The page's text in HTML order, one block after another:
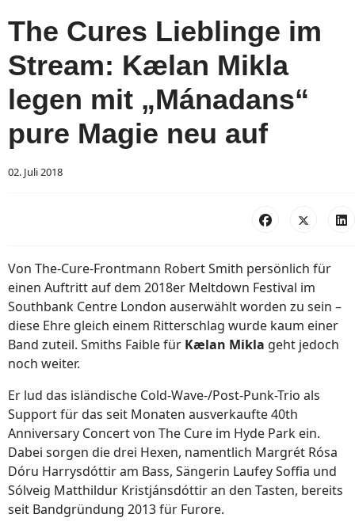
The Cures Lieblinge im
Stream: Kælan Mikla
legen mit „Mánadans“
pure Magie neu auf
02. Juli 2018
Von The-Cure-Frontmann Robert Smith persönlich für
einen Auftritt auf dem 2018er Meltdown Festival im
Southbank Centre London auserwählt worden zu sein –
diese Ehre gleich einem Ritterschlag wurde kaum einer
Band zuteil. Smiths Faible für Kælan Mikla geht jedoch
noch weiter.
Er lud das isländische Cold-Wave-/Post-Punk-Trio als
Support für das seit Monaten ausverkaufte 40th
Anniversary Concert von The Cure im Hyde Park ein.
Dabei sorgen die drei Hexen, namentlich Margrét Rósa
Dóru Harrysdóttir am Bass, Sängerin Laufey Soffia und
Sólveig Matthildur Kristjánsdóttir an den Tasten, bereits
seit Bandgründung 2013 für Furore.